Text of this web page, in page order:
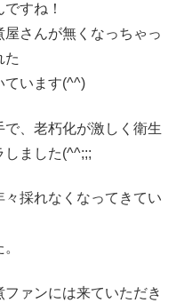
すね！
さんが無くなっちゃっ
た
ています(^^)
、老朽化が激しく衛生
しました(^^;;;
採れなくなってきてい
ァンには来ていただき